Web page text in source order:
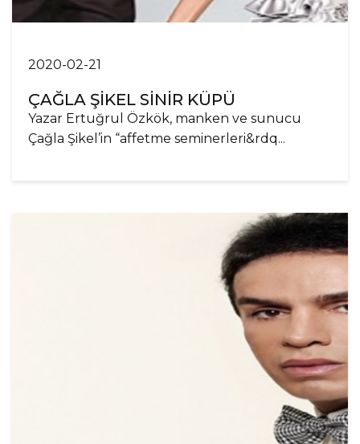
2020-02-21
ÇAĞLA ŞİKEL SİNİR KÜPÜ
Yazar Ertuğrul Özkök, manken ve sunucu
Çağla Şikel’in “affetme seminerleri&rdq...